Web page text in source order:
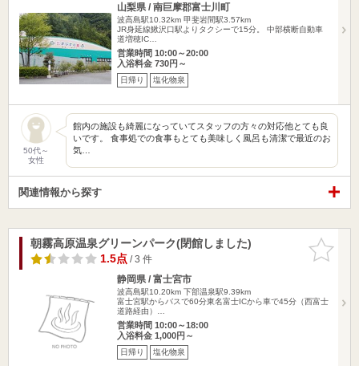
山梨県 / 南巨摩郡富士川町
波高島駅10.32km 甲斐岩間駅3.57km
JR身延線鰍沢口駅よりタクシーで15分。 中部横断自動車
道増穂IC…
営業時間 10:00～20:00
入浴料金 730円～
日帰り 塩化物泉
50代～
女性
館内の施設も綺麗になっていてスタッフの方々の対応他とても良
いです。 食事処での食事もとても美味しく風呂も清潔で最近のお
気…
関連情報から探す
お気に入
りに追加
朝霧高原温泉グリーンパーク(閉館しました)
1.5点/ 3 件
静岡県 / 富士宮市
波高島駅10.20km 下部温泉駅9.39km
富士宮駅からバスで60分東名富士ICから車で45分（西富士
道路経由）…
営業時間 10:00～18:00
入浴料金 1,000円～
日帰り 塩化物泉